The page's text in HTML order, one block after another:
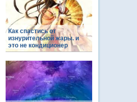
Как спастись от
изнурительной жары. и
это не кондиционер